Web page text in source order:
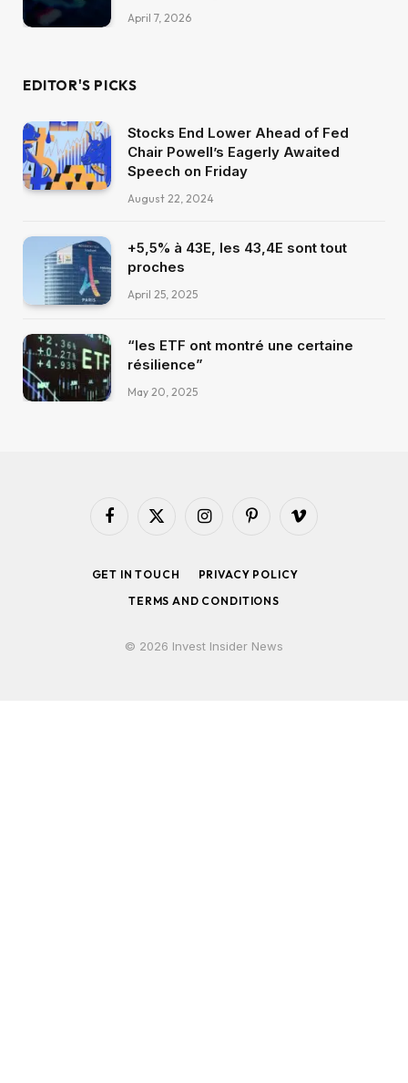
April 7, 2026
EDITOR'S PICKS
Stocks End Lower Ahead of Fed
Chair Powell’s Eagerly Awaited
Speech on Friday
August 22, 2024
+5,5% à 43E, les 43,4E sont tout
proches
April 25, 2025
“les ETF ont montré une certaine
résilience”
May 20, 2025
Facebook
X
InstagramPinterestVimeo
GET IN TOUCH
PRIVACY POLICY
TERMS AND CONDITIONS
© 2026 Invest Insider News